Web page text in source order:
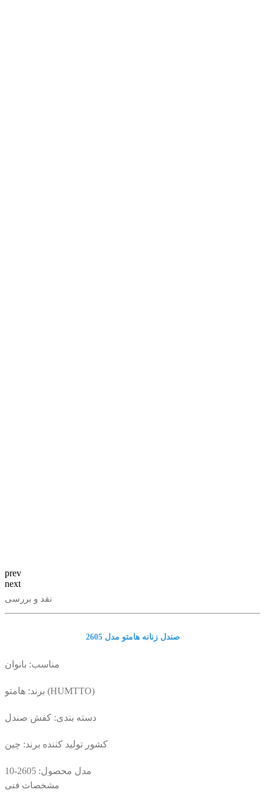
prev
next
نقد و بررسی
صندل زنانه هامتو مدل 2605
مناسب: بانوان
برند: هامتو (HUMTTO)
دسته بندی: کفش صندل
کشور تولید کننده برند: چین
مدل محصول: 2605-10
مشخصات فنی